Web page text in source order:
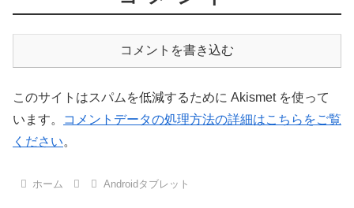
コメントを書き込む
このサイトはスパムを低減するために Akismet を使って
います。
コメントデータの処理方法の詳細はこちらをご覧
ください。
ホーム Androidタブレット